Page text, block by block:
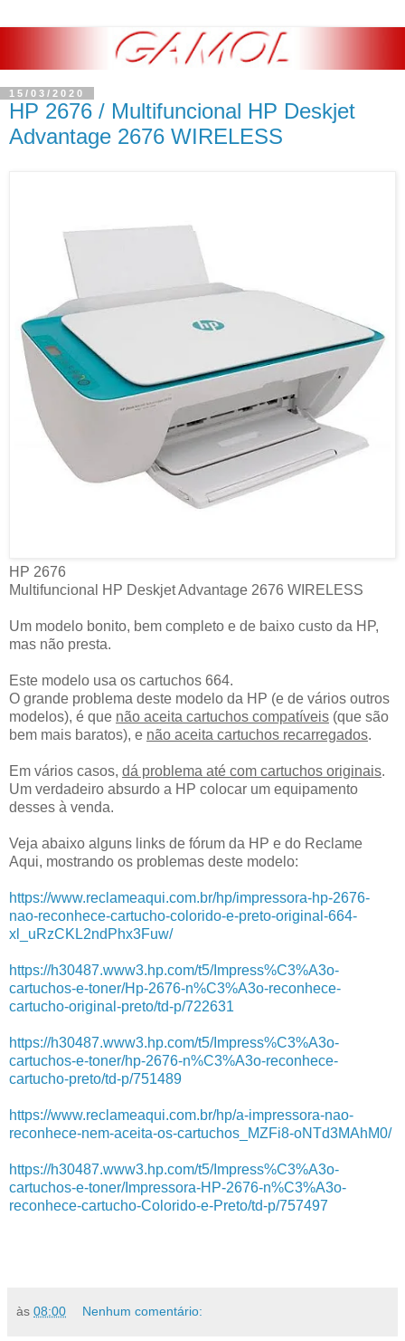
15/03/2020
HP 2676 / Multifuncional HP Deskjet
Advantage 2676 WIRELESS
HP 2676
Multifuncional HP Deskjet Advantage 2676 WIRELESS
Um modelo bonito, bem completo e de baixo custo da HP,
mas não presta.
Este modelo usa os cartuchos 664.
O grande problema deste modelo da HP (e de vários outros
modelos), é que não aceita cartuchos compatíveis (que são
bem mais baratos), e não aceita cartuchos recarregados.
Em vários casos, dá problema até com cartuchos originais.
Um verdadeiro absurdo a HP colocar um equipamento
desses à venda.
Veja abaixo alguns links de fórum da HP e do Reclame
Aqui, mostrando os problemas deste modelo:
https://www.reclameaqui.com.br/hp/impressora-hp-2676-
nao-reconhece-cartucho-colorido-e-preto-original-664-
xl_uRzCKL2ndPhx3Fuw/
https://h30487.www3.hp.com/t5/Impress%C3%A3o-
cartuchos-e-toner/Hp-2676-n%C3%A3o-reconhece-
cartucho-original-preto/td-p/722631
https://h30487.www3.hp.com/t5/Impress%C3%A3o-
cartuchos-e-toner/hp-2676-n%C3%A3o-reconhece-
cartucho-preto/td-p/751489
https://www.reclameaqui.com.br/hp/a-impressora-nao-
reconhece-nem-aceita-os-cartuchos_MZFi8-oNTd3MAhM0/
https://h30487.www3.hp.com/t5/Impress%C3%A3o-
cartuchos-e-toner/Impressora-HP-2676-n%C3%A3o-
reconhece-cartucho-Colorido-e-Preto/td-p/757497
às 08:00 Nenhum comentário: